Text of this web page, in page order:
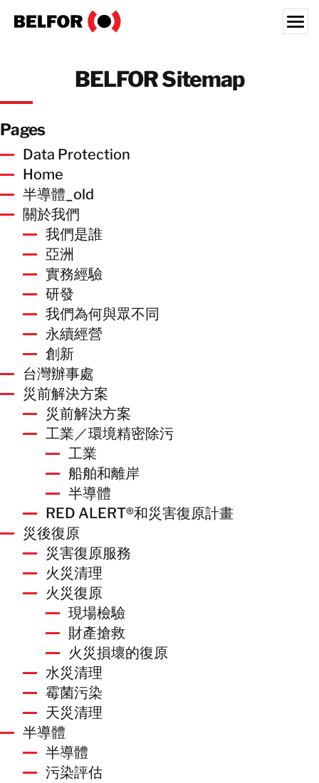
半導體
產業類別
搜尋資源
人才招募
關於我們
台灣辦事處
與我們聯絡
與我們聯絡
BELFOR Sitemap
Pages
Data Protection
Home
半導體_old
關於我們
我們是誰
亞洲
實務經驗
研發
我們為何與眾不同
永續經營
創新
台灣辦事處
災前解決方案
災前解決方案
工業／環境精密除污
工業
船舶和離岸
半導體
RED ALERT®和災害復原計畫
災後復原
災害復原服務
火災清理
火災復原
現場檢驗
財產搶救
火災損壞的復原
水災清理
霉菌污染
天災清理
半導體
半導體
污染評估